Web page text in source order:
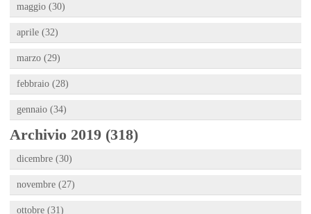
maggio (30)
aprile (32)
marzo (29)
febbraio (28)
gennaio (34)
Archivio 2019 (318)
dicembre (30)
novembre (27)
ottobre (31)